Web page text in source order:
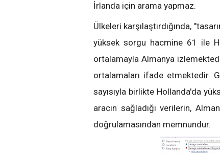
İrlanda için arama yapmaz.
Ülkeleri karşılaştırdığında,
yüksek sorgu hacmine 61 ile
ortalamayla Almanya
ortalamaları ifade etmektedir.
sayısıyla birlikte Hollanda'da
aracın sağladığı verilerin,
doğrulamasından memnundur.